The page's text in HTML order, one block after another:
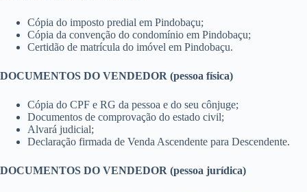
Cópia do imposto predial em Pindobaçu;
Cópia da convenção do condomínio em Pindobaçu;
Certidão de matrícula do imóvel em Pindobaçu.
DOCUMENTOS DO VENDEDOR (pessoa física)
Cópia do CPF e RG da pessoa e do seu cônjuge;
Documentos de comprovação do estado civil;
Alvará judicial;
Declaração firmada de Venda Ascendente para Descendente.
DOCUMENTOS DO VENDEDOR (pessoa jurídica)